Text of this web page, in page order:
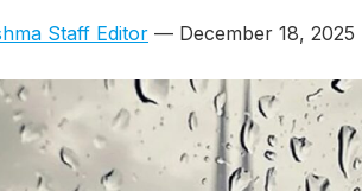
Staff Editor — December 18, 2025